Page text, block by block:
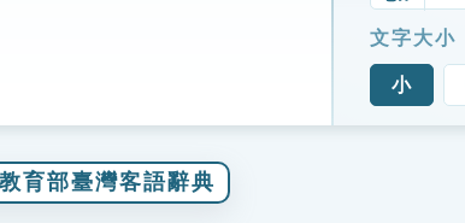
文字大小
小
教育部臺灣客語辭典